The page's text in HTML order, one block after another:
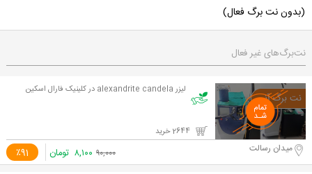
(بدون نت برگ فعال)
نت‌برگ‌های غیر فعال
لیزر alexandrite candela در کلینیک فارال اسکین
٪91 میدان رسالت ۹۰,۰۰۰ ۸,۱۰۰ تومان